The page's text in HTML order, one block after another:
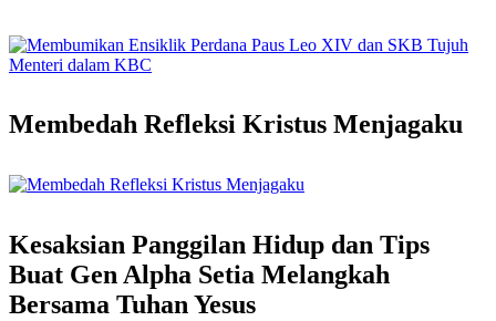
Membedah Refleksi Kristus Menjagaku
Kesaksian Panggilan Hidup dan Tips
Buat Gen Alpha Setia Melangkah
Bersama Tuhan Yesus